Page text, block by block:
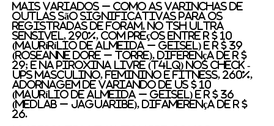
Mais variados – Como as varinchas de
Outlas são significativas para os
registradas de Foram, no TSH Ultra
Sensivel, 290%, com preços Entre R $ 10
(Maurírílio de Almeida – Geisel) E R $ 39
(Roseanne Dore – Torre), Diferença de R $
29; e na piroxina Livre (T4lq) NOS Check -
ups Masculino, feminino e fitness, 260%,
adornagem de variando de US $ 10
(Maurílio de Almeida – Geisel) e r $ 36
(Medlab – Jaguaribe), difamerença de R $
26.